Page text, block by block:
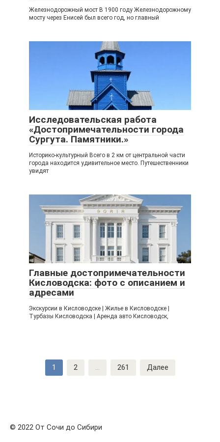
Железнодорожный мост В 1900 году Железнодорожному
мосту через Енисей был всего год, но главный
Исследовательская работа
«Достопримечательности города
Сургута. Памятники.»
Историко-культурный Всего в 2 км от центральной части
города находится удивительное место. Путешественники
увидят
Главные достопримечательности
Кисловодска: фото с описанием и
адресами
Экскурсии в Кисловодске | Жилье в Кисловодске |
Турбазы Кисловодска | Аренда авто Кисловодск,
1 2 ... 261 Далее
© 2022 От Сочи до Сибири